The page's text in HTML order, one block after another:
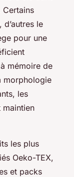
Certains
le
pour une
mémoire de
morphologie
les
maintien
les plus
Oeko-TEX,
et packs